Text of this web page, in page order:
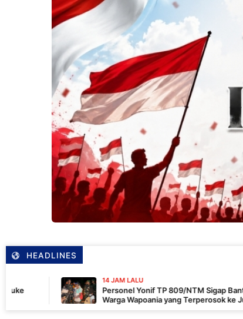
HEADLINES
14 JAM LALU
Personel Yonif TP 809/NTM Sigap Bantu Evakuasi Kendaraan
Warga Wapoania yang Terperosok ke Jurang